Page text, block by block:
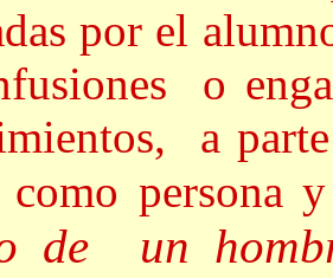
por el
o
a
como
de un